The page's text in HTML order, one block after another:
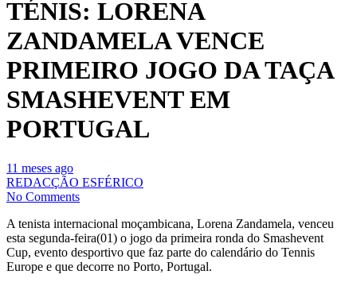
TÉNIS: LORENA
ZANDAMELA VENCE
PRIMEIRO JOGO DA TAÇA
SMASHEVENT EM
PORTUGAL
11 meses ago
REDACÇÃO ESFÉRICO
No Comments
A tenista internacional moçambicana, Lorena Zandamela, venceu
esta segunda-feira(01) o jogo da primeira ronda do Smashevent
Cup, evento desportivo que faz parte do calendário do Tennis
Europe e que decorre no Porto, Portugal.